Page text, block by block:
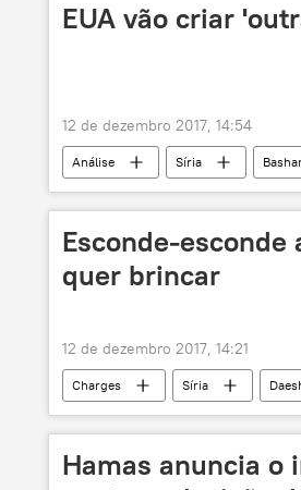
EUA vão criar
12 de dezembro 2017, 14:54
Análise Síria
Esconde-
quer brincar
12 de dezembro 2017, 14:21
Charges Síria
EUA
Rússia
Hamas anuncia o